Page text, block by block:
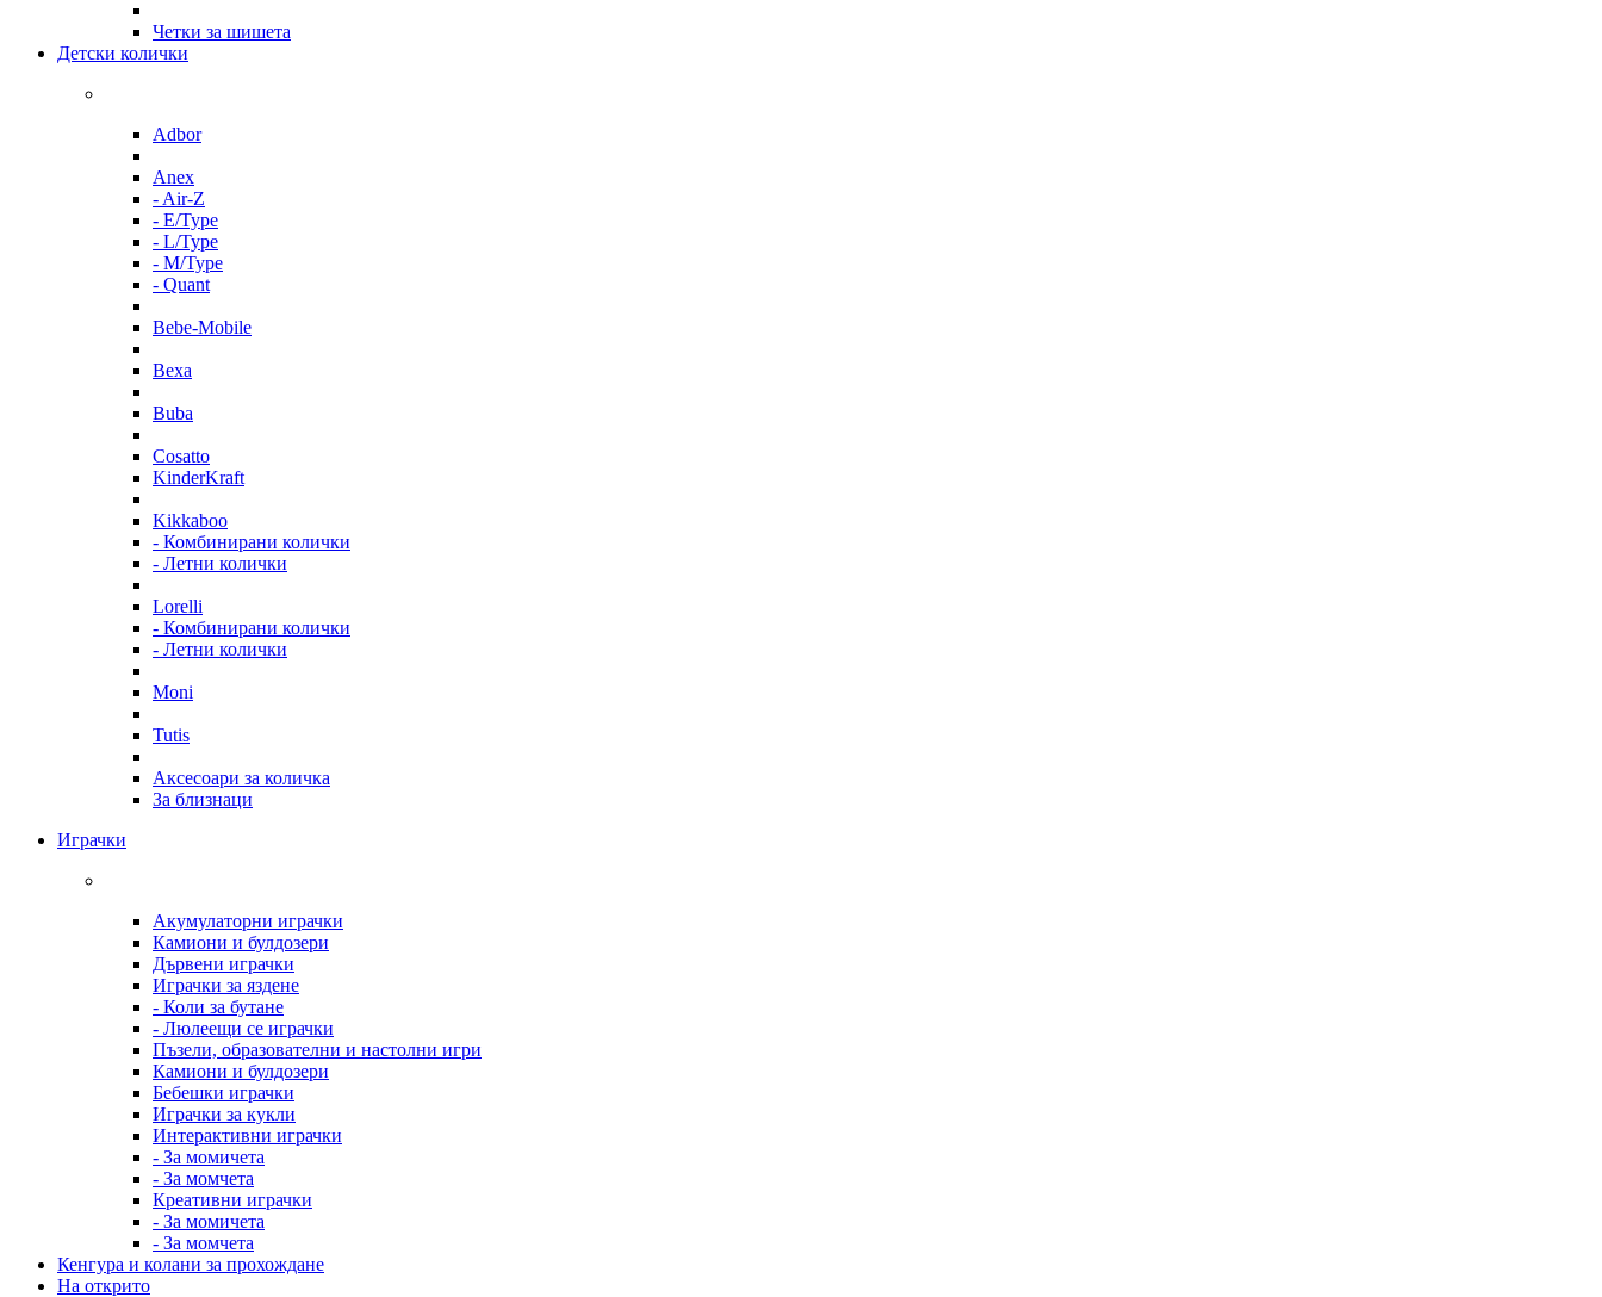
Четки за шишета
Детски колички
Adbor
Anex
- Air-Z
- E/Type
- L/Type
- M/Type
- Quant
Bebe-Mobile
Bexa
Buba
Cosatto
KinderKraft
Kikkaboo
- Комбинирани колички
- Летни колички
Lorelli
- Комбинирани колички
- Летни колички
Moni
Tutis
Аксесоари за количка
За близнаци
Играчки
Акумулаторни играчки
Камиони и булдозери
Дървени играчки
Играчки за яздене
- Коли за бутане
- Люлеещи се играчки
Пъзели, образователни и настолни игри
Камиони и булдозери
Бебешки играчки
Играчки за кукли
Интерактивни играчки
- За момичета
- За момчета
Креативни играчки
- За момичета
- За момчета
Кенгура и колани за прохождане
На открито